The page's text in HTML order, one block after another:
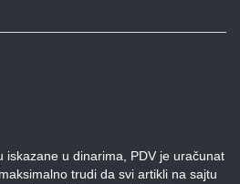
iskazane u dinarima, PDV je uračunat
trudi da svi artikli na sajtu